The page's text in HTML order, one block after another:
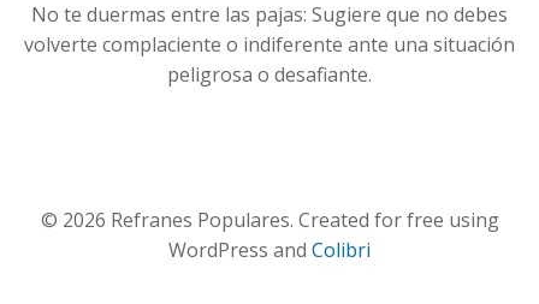
No te duermas entre las pajas: Sugiere que no debes
volverte complaciente o indiferente ante una situación
peligrosa o desafiante.
© 2026 Refranes Populares. Created for free using
WordPress and Colibri